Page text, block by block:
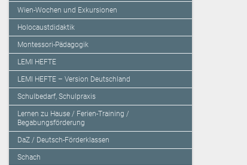
Wien-Wochen und Exkursionen
Holocaustdidaktik
Montessori-Pädagogik
LEMI HEFTE
LEMI HEFTE – Version Deutschland
Schulbedarf, Schulpraxis
Lernen zu Hause / Ferien-Training /
Begabungsförderung
DaZ / Deutsch-Förderklassen
Schach